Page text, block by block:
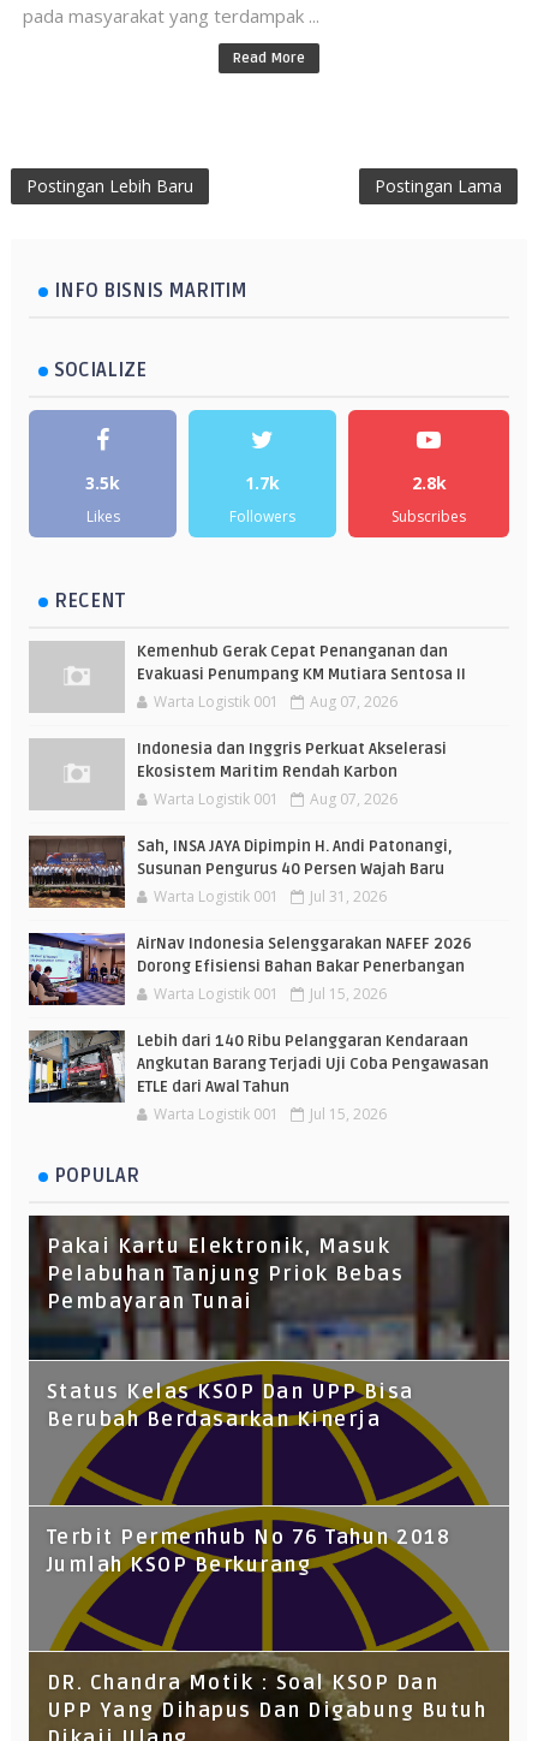
pada masyarakat yang terdampak ...
Read More
Postingan Lebih Baru Postingan Lama
INFO BISNIS MARITIM
SOCIALIZE
3.5k
Likes
1.7k
Followers
2.8k
Subscribes
RECENT
Kemenhub Gerak Cepat Penanganan dan
Evakuasi Penumpang KM Mutiara Sentosa II
Warta Logistik 001 Aug 07, 2026
Indonesia dan Inggris Perkuat Akselerasi
Ekosistem Maritim Rendah Karbon
Warta Logistik 001 Aug 07, 2026
Sah, INSA JAYA Dipimpin H. Andi Patonangi,
Susunan Pengurus 40 Persen Wajah Baru
Warta Logistik 001 Jul 31, 2026
AirNav Indonesia Selenggarakan NAFEF 2026
Dorong Efisiensi Bahan Bakar Penerbangan
Warta Logistik 001 Jul 15, 2026
Lebih dari 140 Ribu Pelanggaran Kendaraan
Angkutan Barang Terjadi Uji Coba Pengawasan
ETLE dari Awal Tahun
Warta Logistik 001 Jul 15, 2026
POPULAR
Pakai Kartu Elektronik, Masuk
Pelabuhan Tanjung Priok Bebas
Pembayaran Tunai
Status Kelas KSOP Dan UPP Bisa
Berubah Berdasarkan Kinerja
Terbit Permenhub No 76 Tahun 2018
Jumlah KSOP Berkurang
DR. Chandra Motik : Soal KSOP Dan
UPP Yang Dihapus Dan Digabung Butuh